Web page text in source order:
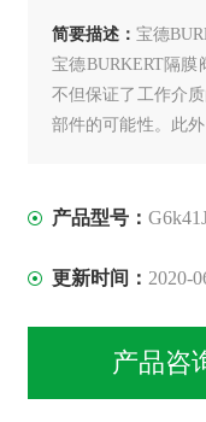
简要描述： 宝德
宝德BURKERT隔膜
不但保证了工作介
部件的可能性。此
产品型号：
更新时间： 2020-
产品咨